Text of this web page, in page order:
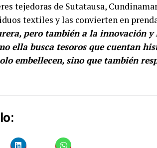
tejedoras de Sutatausa,
textiles y las convierten en
pero también a la innovación
ella busca tesoros que cuentan
embellecen, sino que también